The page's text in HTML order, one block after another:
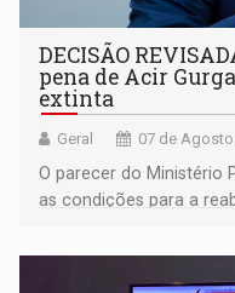
DECISÃO
pena de Acir
extinta
Geral 07 de Agosto
O parecer do Ministério
as condições para a